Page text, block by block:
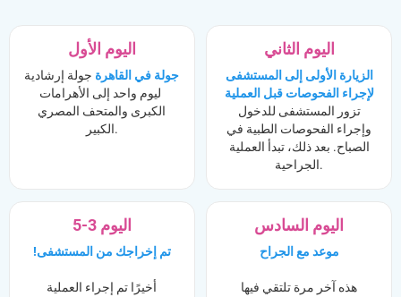
اليوم الأول
جولة في القاهرة جولة إرشادية
ليوم واحد إلى الأهرامات
الكبرى والمتحف المصري
الكبير.
اليوم الثاني
الزيارة الأولى إلى المستشفى
لإجراء الفحوصات قبل العملية
تزور المستشفى للدخول
وإجراء الفحوصات الطبية في
الصباح. بعد ذلك، تبدأ العملية
الجراحية.
اليوم 3-5
!تم إخراجك من المستشفى
أخيرًا تم إجراء العملية
اليوم السادس
موعد مع الجراح
هذه آخر مرة تلتقي فيها